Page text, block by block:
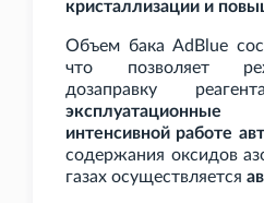
кристаллизации и
Объем бака AdBlue
что позволяет
дозаправку
интенсивной работе
содержания оксидов
газах осуществляется